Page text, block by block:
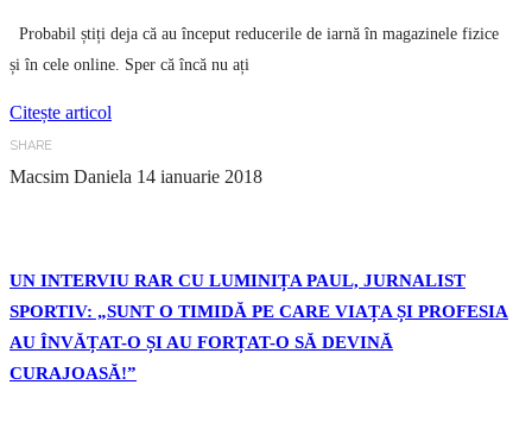
Probabil știți deja că au început reducerile de iarnă în magazinele fizice
și în cele online. Sper că încă nu ați
Citește articol
SHARE
Macsim Daniela 14 ianuarie 2018
UN INTERVIU RAR CU LUMINIȚA PAUL, JURNALIST
SPORTIV: „SUNT O TIMIDĂ PE CARE VIAȚA ȘI PROFESIA
AU ÎNVĂȚAT-O ȘI AU FORȚAT-O SĂ DEVINĂ
CURAJOASĂ!”